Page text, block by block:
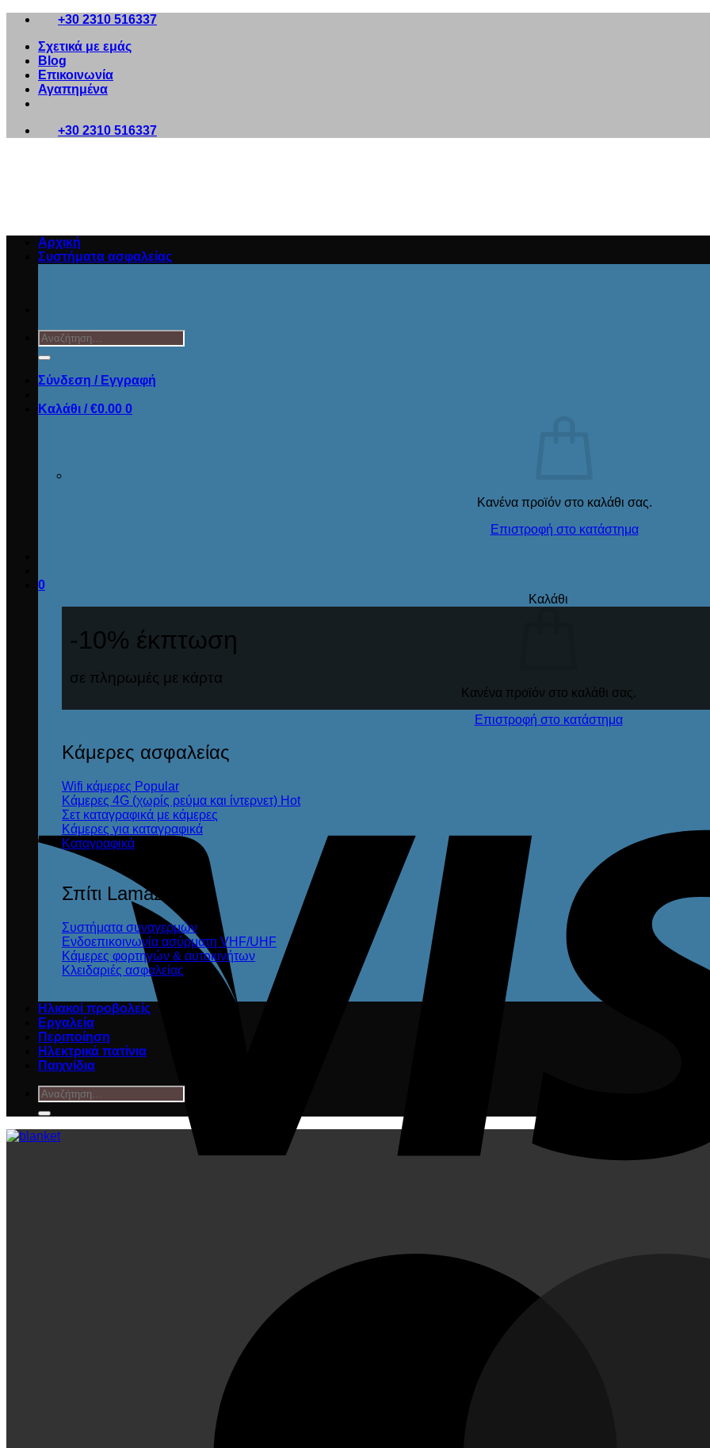
Μετάβαση
περιεχόμενο
+30 2310 516337
Σχετικά με εμάς
Blog
Επικοινωνία
Αγαπημένα
+30 2310 516337
Αναζήτηση
για:
Σύνδεση / Εγγραφή
Καλάθι /€0.00 0
Κανένα προϊόν στο καλάθι σας.
Επιστροφή στο κατάστημα
0
Καλάθι
Κανένα προϊόν στο καλάθι σας.
Επιστροφή στο κατάστημα
Αρχική
Συστήματα ασφαλείας
-10% έκπτωση
σε πληρωμές με κάρτα
Κάμερες ασφαλείας
Wifi κάμερες
Κάμερες 4G (χωρίς ρεύμα και ίντερνετ)
Σετ καταγραφικά με κάμερες
Κάμερες για καταγραφικά
Καταγραφικά
Σπίτι Lamazi
Συστήματα συναγερμών
Ενδοεπικοινωνία ασύρματη VHF/UHF
Κάμερες φορτηγών & αυτοκινήτων
Κλειδαριές ασφαλείας
Ηλιακοί προβολείς
Εργαλεία
Περιποίηση
Ηλεκτρικά πατίνια
Παιχνίδια
Αναζήτηση
για: